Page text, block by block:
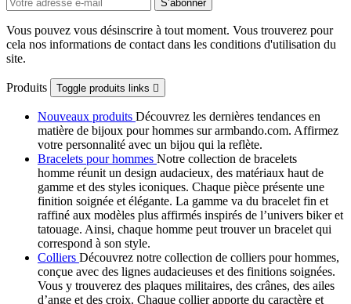
Vous pouvez vous désinscrire à tout moment. Vous trouverez pour
cela nos informations de contact dans les conditions d'utilisation du
site.
Produits Toggle produits links 
Nouveaux produits Découvrez les dernières tendances en
matière de bijoux pour hommes sur armbando.com. Affirmez
votre personnalité avec un bijou qui la reflète.
Bracelets pour hommes Notre collection de bracelets
homme réunit un design audacieux, des matériaux haut de
gamme et des styles iconiques. Chaque pièce présente une
finition soignée et élégante. La gamme va du bracelet fin et
raffiné aux modèles plus affirmés inspirés de l’univers biker et
tatouage. Ainsi, chaque homme peut trouver un bracelet qui
correspond à son style.
Colliers Découvrez notre collection de colliers pour hommes,
conçue avec des lignes audacieuses et des finitions soignées.
Vous y trouverez des plaques militaires, des crânes, des ailes
d’ange et des croix. Chaque collier apporte du caractère et